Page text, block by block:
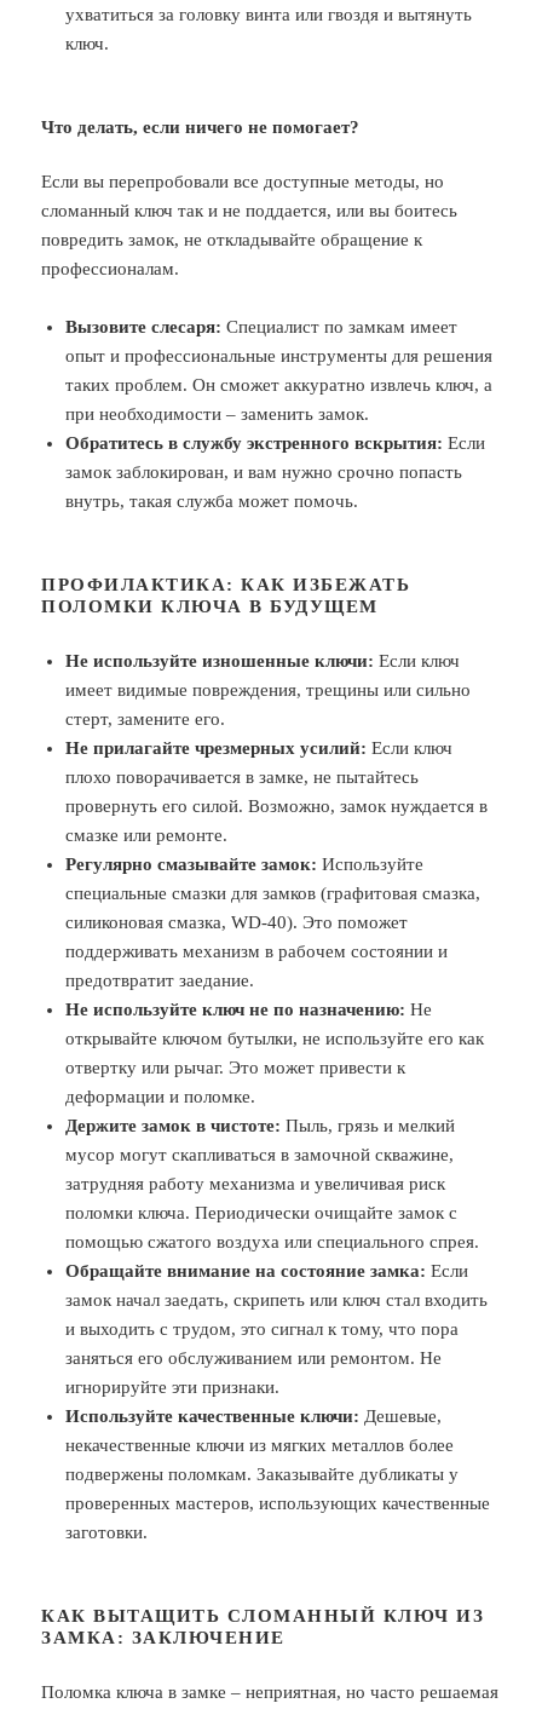
ухватиться за головку винта или гвоздя и вытянуть
ключ.
Что делать, если ничего не помогает?
Если вы перепробовали все доступные методы, но
сломанный ключ так и не поддается, или вы боитесь
повредить замок, не откладывайте обращение к
профессионалам.
Вызовите слесаря: Специалист по замкам имеет
опыт и профессиональные инструменты для решения
таких проблем. Он сможет аккуратно извлечь ключ, а
при необходимости – заменить замок.
Обратитесь в службу экстренного вскрытия: Если
замок заблокирован, и вам нужно срочно попасть
внутрь, такая служба может помочь.
ПРОФИЛАКТИКА: КАК ИЗБЕЖАТЬ
ПОЛОМКИ КЛЮЧА В БУДУЩЕМ
Не используйте изношенные ключи: Если ключ
имеет видимые повреждения, трещины или сильно
стерт, замените его.
Не прилагайте чрезмерных усилий: Если ключ
плохо поворачивается в замке, не пытайтесь
провернуть его силой. Возможно, замок нуждается в
смазке или ремонте.
Регулярно смазывайте замок: Используйте
специальные смазки для замков (графитовая смазка,
силиконовая смазка, WD-40). Это поможет
поддерживать механизм в рабочем состоянии и
предотвратит заедание.
Не используйте ключ не по назначению: Не
открывайте ключом бутылки, не используйте его как
отвертку или рычаг. Это может привести к
деформации и поломке.
Держите замок в чистоте: Пыль, грязь и мелкий
мусор могут скапливаться в замочной скважине,
затрудняя работу механизма и увеличивая риск
поломки ключа. Периодически очищайте замок с
помощью сжатого воздуха или специального спрея.
Обращайте внимание на состояние замка: Если
замок начал заедать, скрипеть или ключ стал входить
и выходить с трудом, это сигнал к тому, что пора
заняться его обслуживанием или ремонтом. Не
игнорируйте эти признаки.
Используйте качественные ключи: Дешевые,
некачественные ключи из мягких металлов более
подвержены поломкам. Заказывайте дубликаты у
проверенных мастеров, использующих качественные
заготовки.
КАК ВЫТАЩИТЬ СЛОМАННЫЙ КЛЮЧ ИЗ
ЗАМКА: ЗАКЛЮЧЕНИЕ
Поломка ключа в замке – неприятная, но часто решаемая